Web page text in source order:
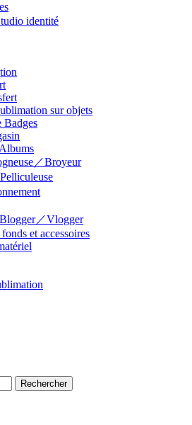
identité
sur objets
Badges
／Broyeur
／Vlogger
et accessoires
Rechercher